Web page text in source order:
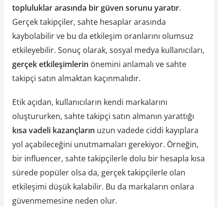
topluluklar arasında bir güven sorunu yaratır.
Gerçek takipçiler, sahte hesaplar arasında
kaybolabilir ve bu da etkileşim oranlarını olumsuz
etkileyebilir. Sonuç olarak, sosyal medya kullanıcıları,
gerçek etkileşimlerin önemini anlamalı ve sahte
takipçi satın almaktan kaçınmalıdır.
Etik açıdan, kullanıcıların kendi markalarını
oluştururken, sahte takipçi satın almanın yarattığı
kısa vadeli kazançların uzun vadede ciddi kayıplara
yol açabileceğini unutmamaları gerekiyor. Örneğin,
bir influencer, sahte takipçilerle dolu bir hesapla kısa
sürede popüler olsa da, gerçek takipçilerle olan
etkileşimi düşük kalabilir. Bu da markaların onlara
güvenmemesine neden olur.